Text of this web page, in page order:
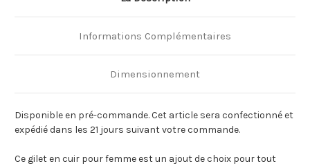
Informations Complémentaires
Dimensionnement
Disponible en pré-commande. Cet article sera confectionné et
expédié dans les 21 jours suivant votre commande.
Ce gilet en cuir pour femme est un ajout de choix pour tout